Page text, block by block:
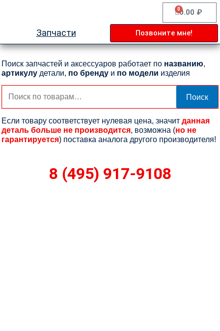
0.00 ₽
0
Cart
Запчасти Позвоните мне!
Поиск запчастей и аксессуаров работает по названию,
артикулу детали, по бренду и по модели изделия
Искать:
Поиск
Если товару соответствует нулевая цена, значит данная
деталь больше не производится, возможна (но не
гарантируется) поставка аналога другого производителя!
8 (495) 917-9108